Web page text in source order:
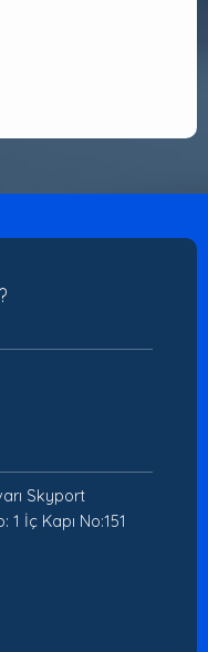
Skyport
1 İç Kapı No:151